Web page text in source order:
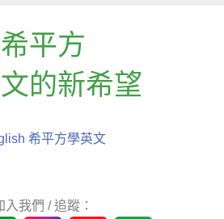
希平方
的新希望
希平方學英文
入我們 / 追蹤：